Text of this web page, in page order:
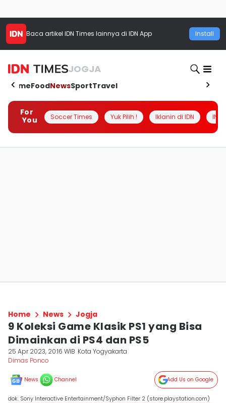
Baca artikel IDN Times lainnya di IDN App Install
JOGJA
HomeFoodNewsSportTravel
For
You
Soccer Times Yuk Pilih ! Iklanin di IDN
Home News Jogja
9 Koleksi Game Klasik PS1 yang Bisa
Dimainkan di PS4 dan PS5
25 Apr 2023, 20:16 WIB Kota Yogyakarta
Dimas Ponco
News Channel Add Us on Google
dok. Sony Interactive Entertainment/Syphon Filter 2 (store.playstation.com)